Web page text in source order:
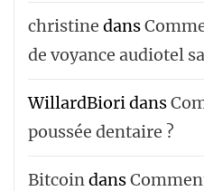
christine dans
de voyance audiotel
WillardBioridans
poussée dentaire ?
Bitcoindans